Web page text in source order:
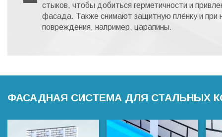
стыков, чтобы добиться герметичности и
фасада. Также снимают защитную плёнку и при
повреждения, например, царапины.
ФАСАДНАЯ СИСТЕМА ДЛЯ СТАЛЬНЫХ